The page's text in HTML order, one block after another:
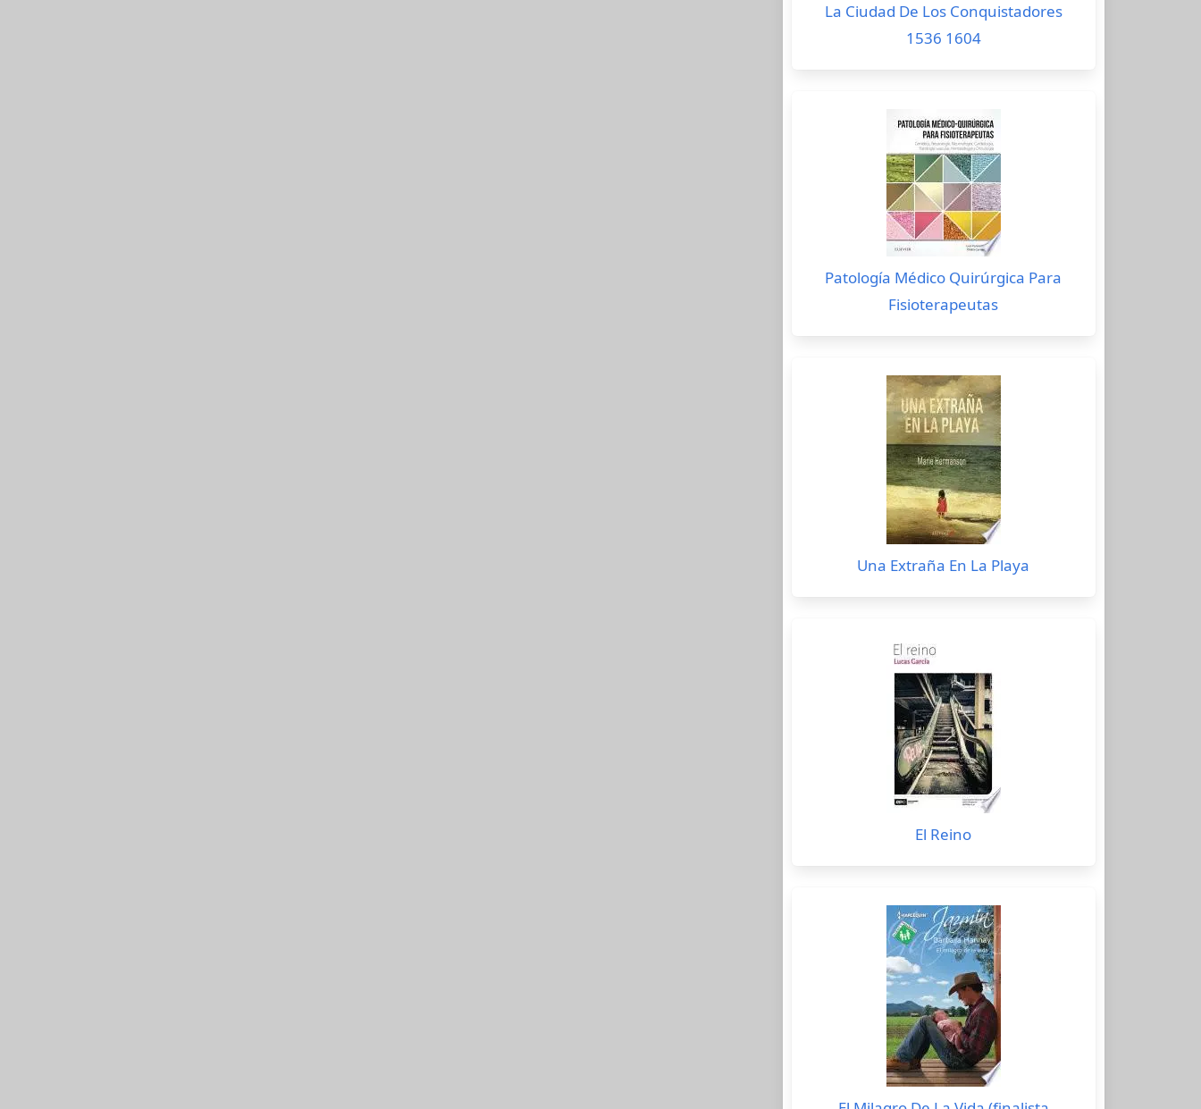
La Ciudad De Los Conquistadores
1536 1604
Patología Médico Quirúrgica Para
Fisioterapeutas
Una Extraña En La Playa
El Reino